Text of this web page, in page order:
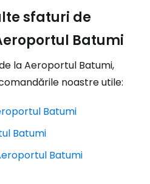
sfaturi de
Batumi
la Aeroportul Batumi,
noastre utile:
Batumi
Batumi
Batumi